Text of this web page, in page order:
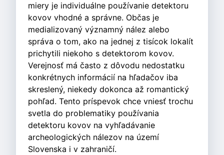
miery je individuálne používanie detektoru
kovov vhodné a správne. Občas je
medializovaný významný nález alebo
správa o tom, ako na jednej z tisícok lokalít
prichytili niekoho s detektorom kovov.
Verejnosť má často z dôvodu nedostatku
konkrétnych informácií na hľadačov iba
skreslený, niekedy dokonca až romantický
pohľad. Tento príspevok chce vniesť trochu
svetla do problematiky používania
detektoru kovov na vyhľadávanie
archeologických nálezov na území
Slovenska i v zahraničí.